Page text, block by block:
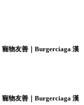
寵物友善｜Burgerciaga 漢
寵物友善｜Burgerciaga 漢